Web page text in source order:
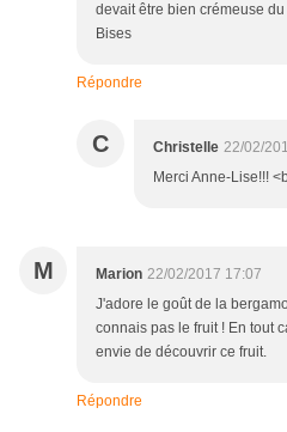
devait être bien crémeuse
Bises
Répondre
C Christelle 22/02/
Merci Anne-Lise!!!
M Marion 22/02/2017 17:07
J'adore le goût de la
connais pas le fruit ! En tout
envie de découvrir ce fruit.
Répondre